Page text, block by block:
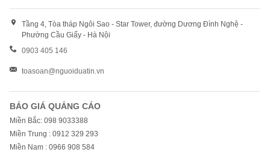
Tầng 4, Tòa tháp Ngôi Sao - Star Tower, đường Dương Đình Nghệ -
Phường Cầu Giấy - Hà Nội
0903 405 146
toasoan@nguoiduatin.vn
BÁO GIÁ QUẢNG CÁO
Miền Bắc: 098 9033388
Miền Trung : 0912 329 293
Miền Nam : 0966 908 584